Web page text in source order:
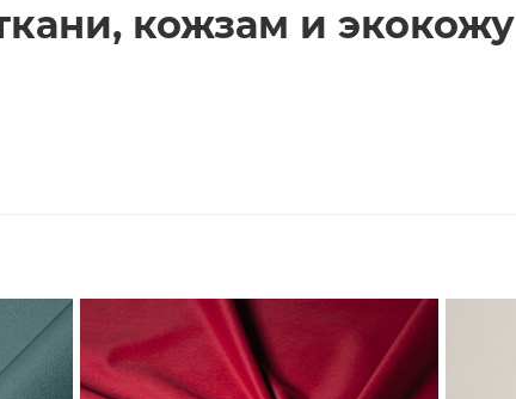
кожзам и экокожу